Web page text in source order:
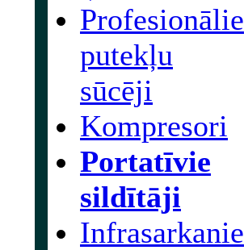
Profesionālie
putekļu
sūcēji
Kompresori
Portatīvie
sildītāji
Infrasarkanie